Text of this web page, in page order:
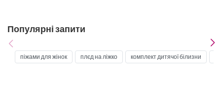
Бірюзова постільна білизна
Бордова постільна білизна
Блакитна постільна білизна
Постільна білизна жовта
Популярні запити
піжами для жінок плєд на ліжко комплект дитячої білизни